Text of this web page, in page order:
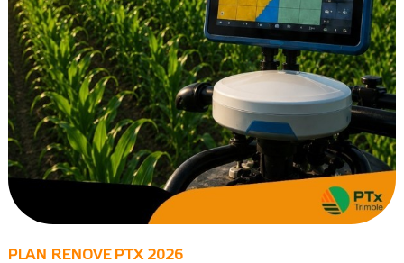
PLAN RENOVE PTX 2026